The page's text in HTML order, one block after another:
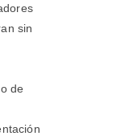
sin
de